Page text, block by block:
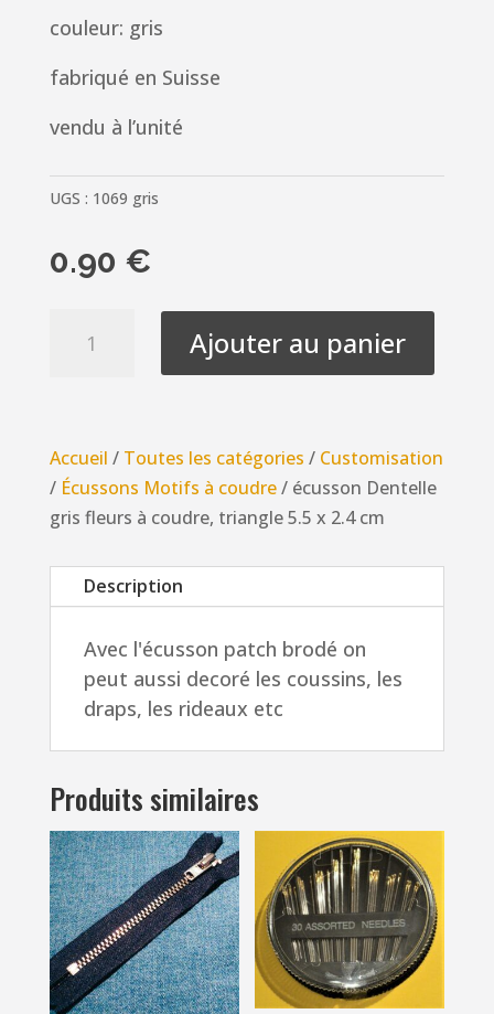
couleur: gris
fabriqué en Suisse
vendu à l’unité
UGS : 1069 gris
0.90 €
fleurs
à
coudre,
triangle
Ajouter au panier
Accueil / Toutes les catégories / Customisation
/ Écussons Motifs à coudre/ écusson Dentelle
gris fleurs à coudre, triangle 5.5 x 2.4 cm
Description
Avec l'écusson patch brodé on
peut aussi decoré les coussins, les
draps, les rideaux etc
Produits similaires